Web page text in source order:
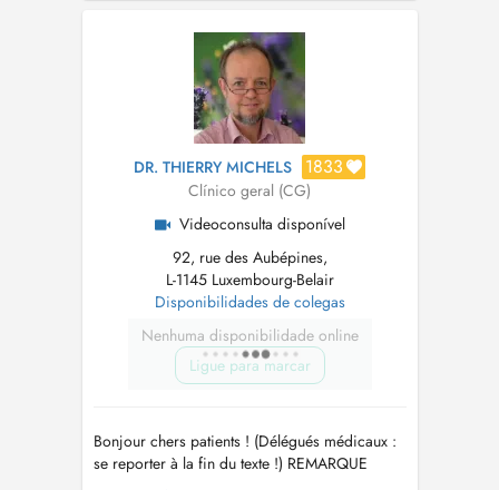
Conformément aux dispositions prévues par la
loi, un RDV non ...
DR. THIERRY MICHELS 1833
Clínico geral (CG)
Videoconsulta disponível
92, rue des Aubépines,
L-1145 Luxembourg-Belair
Disponibilidades de colegas
Nenhuma disponibilidade online
Ligue para marcar
Bonjour chers patients ! (Délégués médicaux :
se reporter à la fin du texte !) REMARQUE
IMPORTANTE : PAS DE TELE-VIDEO-